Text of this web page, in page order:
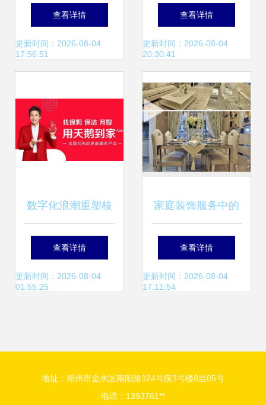
证，再获‘2022消费
者信赖十大家居品
查看详情
更新时间：2026-08-04
17:56:51
月永康医疗携手家
政服务共赴医疗器
械展
查看详情
更新时间：2026-08-04
20:30:41
数字化浪潮重塑核
心 天鹅到家如何破
解家务服务“标准化
查看详情
更新时间：2026-08-04
01:55:25
家庭装饰服务中的
全面设计价值
查看详情
更新时间：2026-08-04
17:11:54
地址：郑州市金水区南阳路324号院3号楼8层05号
电话：1393761**